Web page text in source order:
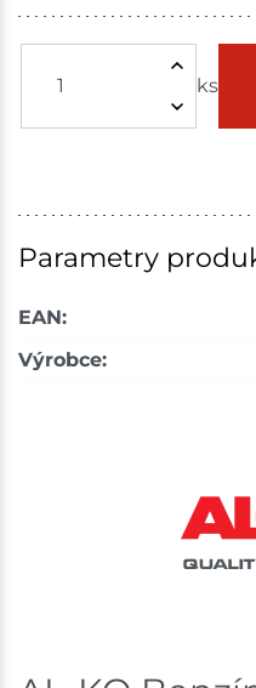
ks
Skladem - ihned k
Choceň
Nové Město
Parametry
EAN:
Výrobce: